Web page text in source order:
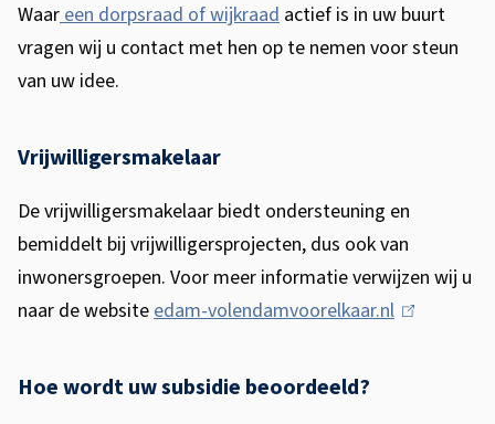
Waareen dorpsraad of wijkraad actief is in uw buurt
vragen wij u contact met hen op te nemen voor steun
van uw idee.
Vrijwilligersmakelaar
De vrijwilligersmakelaar biedt ondersteuning en
bemiddelt bij vrijwilligersprojecten, dus ook van
inwonersgroepen. Voor meer informatie verwijzen wij u
naar de websiteedam-volendamvoorelkaar.nl
Hoe wordt uw subsidie beoordeeld?